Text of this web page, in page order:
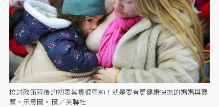
檢討政策背後的初衷其實很單純！就是要有更健康快樂的媽媽與寶
寶。示意圖。 圖／美聯社